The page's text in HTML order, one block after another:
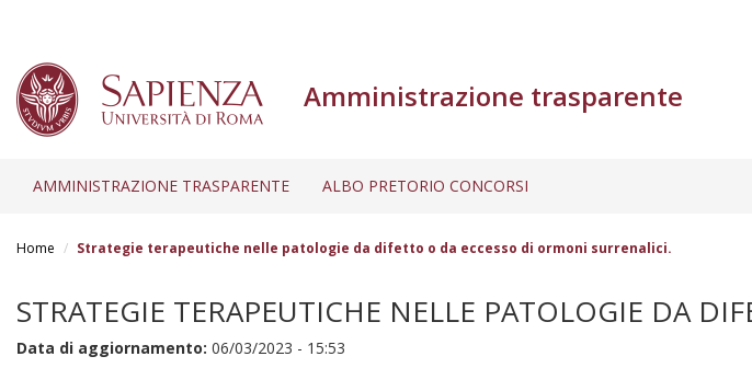
Amministrazione trasparente
AMMINISTRAZIONE TRASPARENTE ALBO PRETORIO CONCORSI
Home Strategie terapeutiche nelle patologie da difetto o da eccesso di ormoni surrenalici.
STRATEGIE TERAPEUTICHE NELLE PATOLOGIE DA
Data di aggiornamento: 06/03/2023 - 15:53